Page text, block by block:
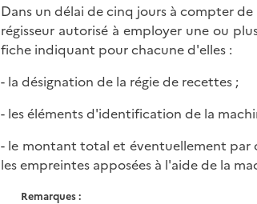
Dans un délai de cinq jours à compter
régisseur autorisé à employer une ou
fiche indiquant pour chacune d'elles :
- la désignation de la régie de recettes ;
- les éléments d'identification de la
- le montant total et éventuellement par
les empreintes apposées à l'aide de la
Remarques :